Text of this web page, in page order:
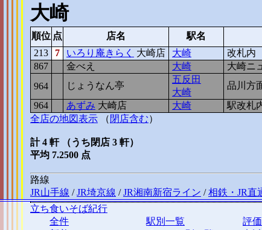
大崎
順位 点 店名 駅名
213
7 いろり庵きらく 大崎店 大崎 改札内
867
金べえ 大崎 大崎ニ
964
じょうなん亭
五反田
大崎
品川方
964
あずみ 大崎店 大崎 駅改札
全店の地図表示 （ 閉店含む）
計 4 軒 （うち閉店 3 軒）
平均 7.2500 点
路線
JR山手線 /JR埼京線 /JR湘南新宿ライン /相鉄・JR直
立ち食いそば紀行
全件
駅別一覧
評